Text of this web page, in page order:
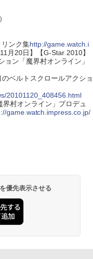
リンク集http://game.watch.i
月20日】【G-Star 2010】
ョン「魔界村オンライン」
ベルトスクロールアクショ
20101120_408456.html
村オンライン」プロデュ
game.watch.impress.co.jp/
優先表示させる